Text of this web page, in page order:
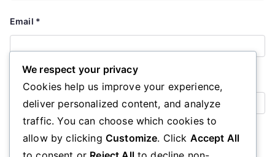
Email *
Save my name, email, and website in this browser for the
next time I comment.
We respect your privacy
Cookies help us improve your experience,
deliver personalized content, and analyze
traffic. You can choose which cookies to
allow by clicking Customize. Click Accept All